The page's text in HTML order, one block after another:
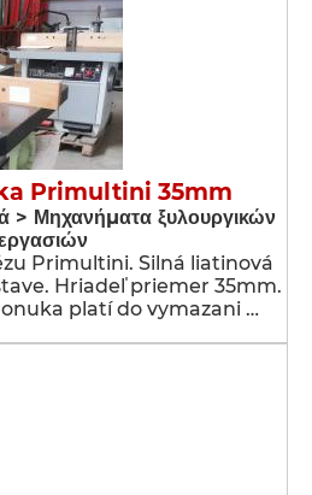
Primultini 35mm
Μηχανήματα ξυλουργικών
Primultini. Silná liatinová
Hriadeľ priemer 35mm.
platí do vymazani …